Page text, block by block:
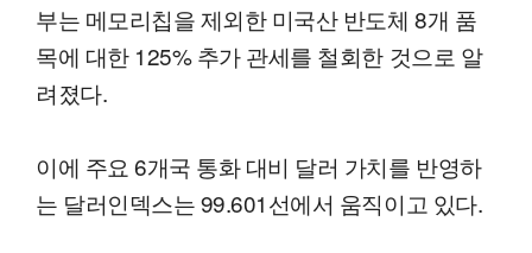
부는 메모리칩을 제외한 미국산 반도체 8개 품
목에 대한 125% 추가 관세를 철회한 것으로 알
려졌다.
이에 주요 6개국 통화 대비 달러 가치를 반영하
는 달러인덱스는 99.601선에서 움직이고 있다.